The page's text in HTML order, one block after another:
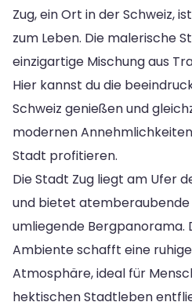
Zug, ein Ort in der Schweiz,
zum Leben. Die malerische
einzigartige Mischung aus
Hier kannst du die
Schweiz genießen und
modernen
Stadt profitieren.
Die Stadt Zug liegt am Ufer
und bietet atemberaubende
umliegende Bergpanorama.
Ambiente schafft eine
Atmosphäre, ideal für
hektischen Stadtleben